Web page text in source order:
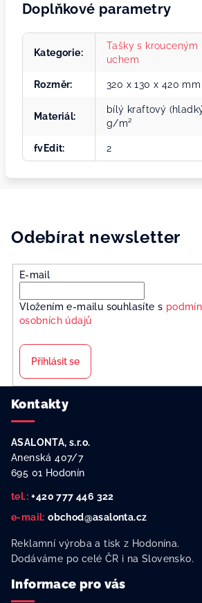
Doplňkové parametry
Kategorie:
Tašky s krouceným
uchem
Rozměr: 320 x 130 x 420 mm
Materiál:
bílý kraftový
g/m²
fvEdit: 2
Odebírat newsletter
E-mail
Vložením e-mailu souhlasíte s
osobních údajů
Přihlásit se
Kontakty
ASALONTA, s.r.o.
Anenská 407/7
695 01 Hodonín
tel.: +420 777 446 322
e-mail: obchod@asalonta.cz
Reklamní výroba a tisk z Hodonína.
Dodáváme po celé ČR i na Slovensko.
Informace pro vás